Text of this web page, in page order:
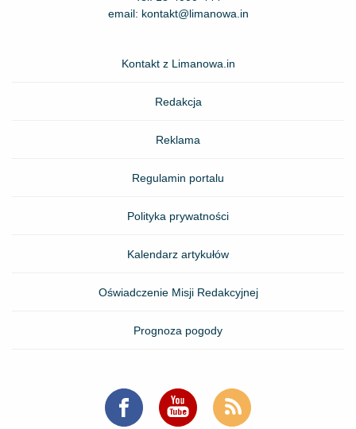
email: kontakt@limanowa.in
Kontakt z Limanowa.in
Redakcja
Reklama
Regulamin portalu
Polityka prywatności
Kalendarz artykułów
Oświadczenie Misji Redakcyjnej
Prognoza pogody